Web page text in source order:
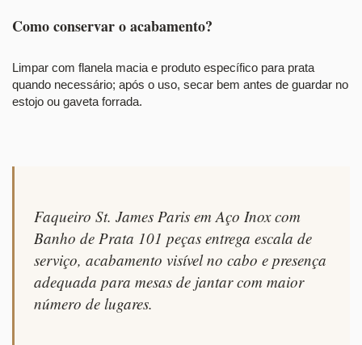
Como conservar o acabamento?
Limpar com flanela macia e produto específico para prata
quando necessário; após o uso, secar bem antes de guardar no
estojo ou gaveta forrada.
Faqueiro St. James Paris em Aço Inox com
Banho de Prata 101 peças entrega escala de
serviço, acabamento visível no cabo e presença
adequada para mesas de jantar com maior
número de lugares.